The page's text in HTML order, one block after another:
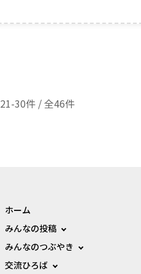
21-30件 / 全46件
ホーム
みんなの投稿
みんなのつぶやき
交流ひろば